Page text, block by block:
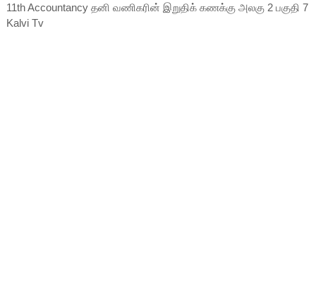
11th Accountancy தனி வணிகரின் இறுதிக் கணக்கு அலகு 2 பகுதி 7
Kalvi Tv